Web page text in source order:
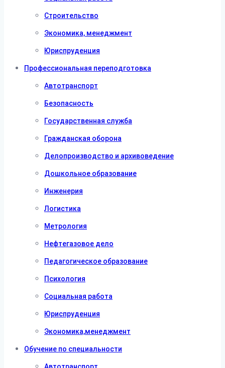
Строительство
Экономика, менеджмент
Юриспруденция
Профессиональная переподготовка
Автотранспорт
Безопасность
Государственная служба
Гражданская оборона
Делопроизводство и архивоведение
Дошкольное образование
Инженерия
Логистика
Метрология
Нефтегазовое дело
Педагогическое образование
Психология
Социальная работа
Юриспруденция
Экономика,менеджмент
Обучение по специальности